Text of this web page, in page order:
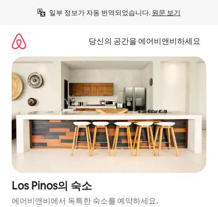
일부 정보가 자동 번역되었습니다. 원문 보기
당신의 공간을 에어비앤비하세요
Los Pinos의 숙소
에어비앤비에서 독특한 숙소를 예약하세요.